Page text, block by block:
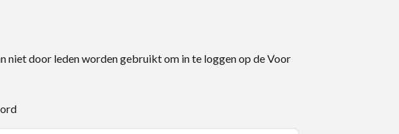
door leden worden gebruikt om in te loggen op de Voor